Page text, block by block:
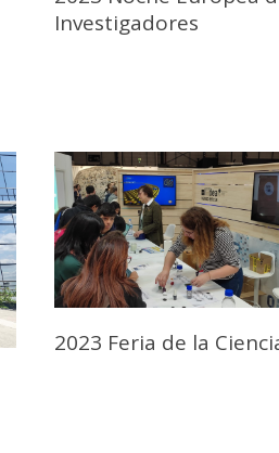
Investigadores
2023 Feria de la